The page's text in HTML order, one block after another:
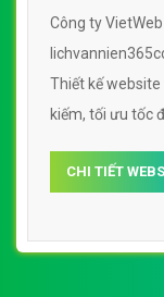
Công ty
Thiết kế
kiếm, tối ưu tốc
CHI TIẾT